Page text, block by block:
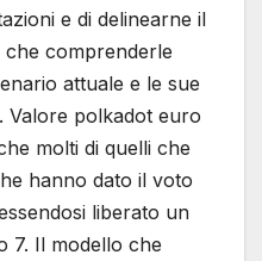
e di delinearne il
comprenderle
attuale e le sue
Valore polkadot euro
molti di quelli che
hanno dato il voto
liberato un
7. Il modello che